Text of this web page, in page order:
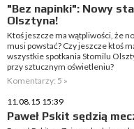
"Bez napinki": Nowy
Olsztyna!
Ktoś jeszcze ma wątpliwości, że
musi powstać? Czy jeszcze ktoś
wszystkie spotkania Stomilu
przy sztucznym oświetleniu?
Komentarzy: 5 »
11.08.15 15:39
Paweł Pskit sędzią